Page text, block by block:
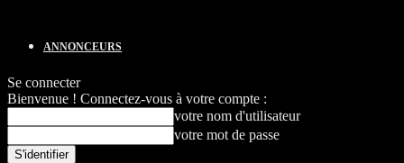
ANNONCEURS
Se connecter
Bienvenue ! Connectez-vous à votre compte :
votre nom d'utilisateur
votre mot de passe